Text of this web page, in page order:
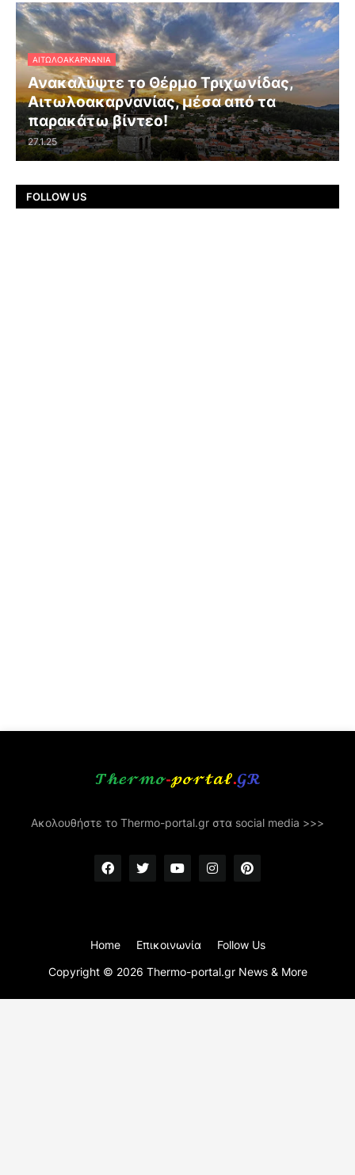
ΑΙΤΩΛΟΑΚΑΡΝΑΝΊΑ
Ανακαλύψτε το Θέρμο Τριχωνίδας,
Αιτωλοακαρνανίας, μέσα από τα
παρακάτω βίντεο!
27.1.25
FOLLOW US
Ακολουθήστε το Thermo-portal.gr στα social media >>>
Copyright © 2026 Thermo-portal.gr News & More
Home Επικοινωνία Follow Us